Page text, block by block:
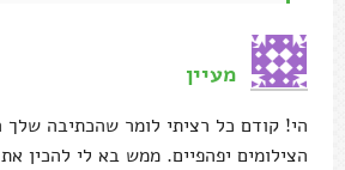
מעיין
הי! קודם כל רציתי לומר שהכתיבה שלך
הצילומים יפהפיים. ממש בא לי להכין